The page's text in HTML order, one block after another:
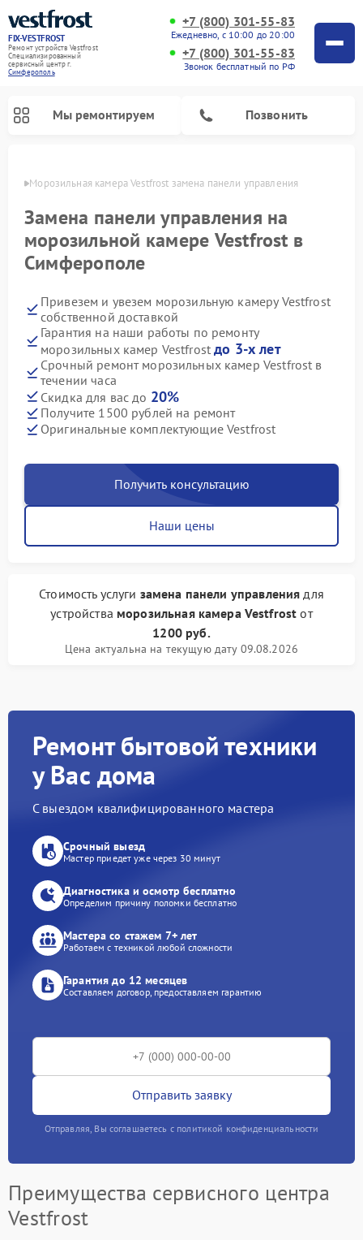
FIX-VESTFROST
Ремонт устройств Vestfrost
Специализированный
cервисный центр г.
Симферополь
+7 (800) 301-55-83
Ежедневно, с 10:00 до 20:00
+7 (800) 301-55-83
Звонок бесплатный по РФ
Мы ремонтируем Позвонить
Морозильная камера Vestfrost замена панели управления
Замена панели управления на
морозильной камере Vestfrost в
Симферополе
Привезем и увезем морозильную камеру Vestfrost
собственной доставкой
Гарантия на наши работы по ремонту
морозильных камер Vestfrostдо 3-х лет
Срочный ремонт морозильных камер Vestfrost в
течении часа
Скидка для вас до 20%
Получите 1500 рублей на ремонт
Оригинальные комплектующие Vestfrost
Получить консультацию
Наши цены
Стоимость услуги замена панели управления для
устройства морозильная камера Vestfrost от
1200 руб.
Цена актуальна на текущую дату 09.08.2026
Ремонт бытовой техники
у Вас дома
С выездом квалифицированного мастера
Срочный выезд
Мастер приедет уже через 30 минут
Диагностика и осмотр бесплатно
Определим причину поломки бесплатно
Мастера со стажем 7+ лет
Работаем с техникой любой сложности
Гарантия до 12 месяцев
Составляем договор, предоставляем гарантию
Отправить заявку
Отправляя, Вы соглашаетесь с политикой конфиденциальности
Преимущества сервисного центра
Vestfrost